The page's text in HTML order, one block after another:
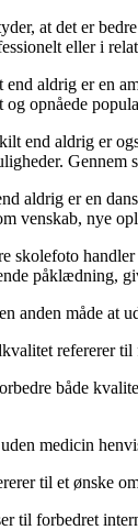
at det er
eller i
aldrig er en
og opnåede
end aldrig er
Gennem
aldrig er en
venskab, nye
skolefoto
påklædning,
anden måde at
refererer
både
medicin
til et ønske
til forbedret